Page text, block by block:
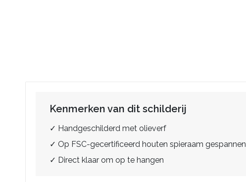
Kenmerken van dit schilderij
✓ Handgeschilderd met olieverf
✓ Op FSC-gecertificeerd houten spieraam gespannen
✓ Direct klaar om op te hangen